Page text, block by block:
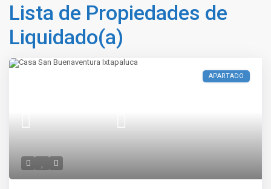
Lista de Propiedades de
Liquidado(a)
APARTADO